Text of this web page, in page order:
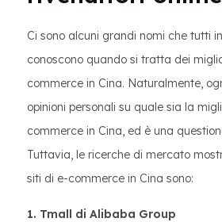
Ci sono alcuni grandi nomi che tutti
conoscono quando si tratta dei
commerce in Cina. Naturalmente,
opinioni personali su quale sia la
commerce in Cina, ed è una
Tuttavia, le ricerche di mercato
siti di e-commerce in Cina sono:
1. Tmall di Alibaba Group